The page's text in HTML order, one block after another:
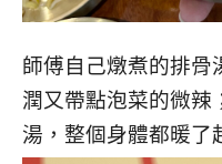
師傅自己燉煮的排骨
潤又帶點泡菜的微辣
湯，整個身體都暖了